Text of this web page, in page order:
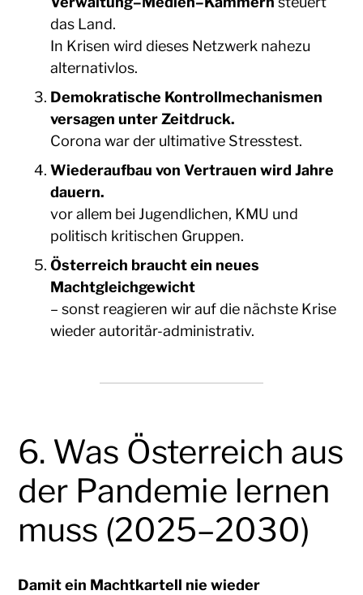
das Land.
In Krisen wird dieses Netzwerk nahezu
alternativlos.
Demokratische Kontrollmechanismen
versagen unter Zeitdruck.
Corona war der ultimative Stresstest.
Wiederaufbau von Vertrauen wird Jahre
dauern.
vor allem bei Jugendlichen, KMU und
politisch kritischen Gruppen.
Österreich braucht ein neues
Machtgleichgewicht
– sonst reagieren wir auf die nächste Krise
wieder autoritär-administrativ.
6. Was Österreich aus
der Pandemie lernen
muss (2025–2030)
Damit ein Machtkartell nie wieder